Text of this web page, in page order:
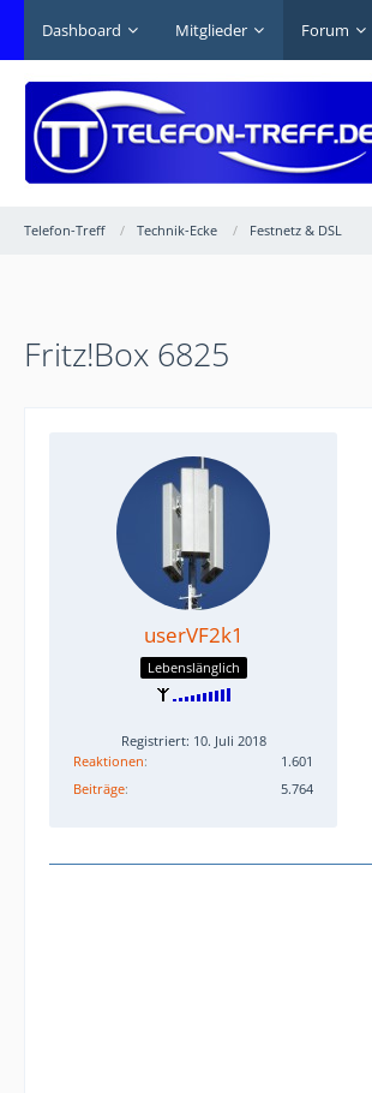
Dashboard Mitglieder Forum
Telefon-Treff Technik-Ecke Festnetz & DSL
Fritz!Box 6825
userVF2k1
Lebenslänglich
Registriert: 10. Juli 2018
Reaktionen
1.601
Beiträge
5.764